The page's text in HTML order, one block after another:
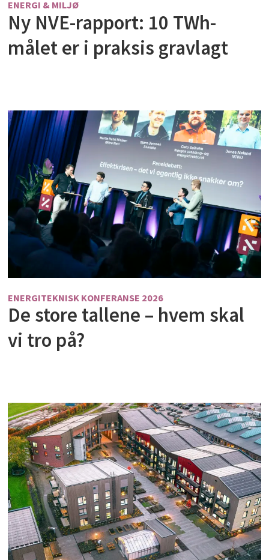
ENERGI & MILJØ
Ny NVE-rapport: 10 TWh-
målet er i praksis gravlagt
ENERGITEKNISK KONFERANSE 2026
De store tallene – hvem skal
vi tro på?